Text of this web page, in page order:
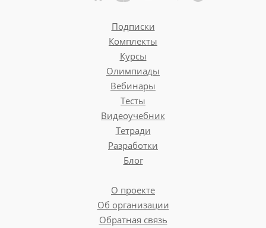
Подписки
Комплекты
Курсы
Олимпиады
Вебинары
Тесты
Видеоучебник
Тетради
Разработки
Блог
О проекте
Об организации
Обратная связь